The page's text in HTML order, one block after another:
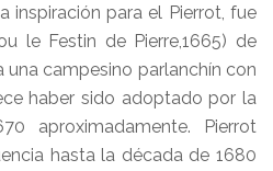
inspiración para el Pierrot, fue
le Festin de Pierre,1665) de
una campesino parlanchín con
haber sido adoptado por la
aproximadamente. Pierrot
hasta la década de 1680